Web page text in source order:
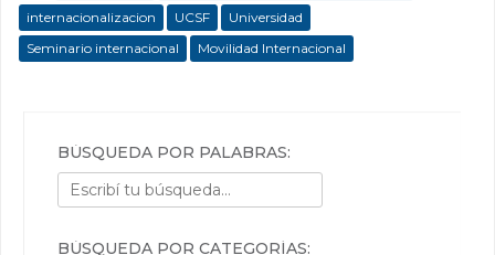
internacionalizacion
UCSF
Universidad
Seminario internacional
Movilidad Internacional
BÚSQUEDA POR PALABRAS:
BÚSQUEDA POR CATEGORÍAS: